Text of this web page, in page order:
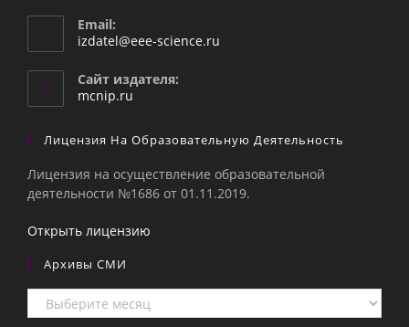
Email:
izdatel@eee-science.ru
Сайт издателя:
mcnip.ru
Лицензия На Образовательную Деятельность
Лицензия на осуществление образовательной
деятельности №1686 от 01.11.2019.
Открыть лицензию
Архивы СМИ
Архивы
СМИ